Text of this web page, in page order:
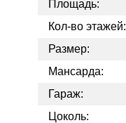
Площадь:
Кол-во этажей:
Размер:
Мансарда:
Гараж:
Цоколь: